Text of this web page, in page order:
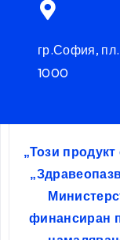
гр.София,
1000
„Този
финансиран